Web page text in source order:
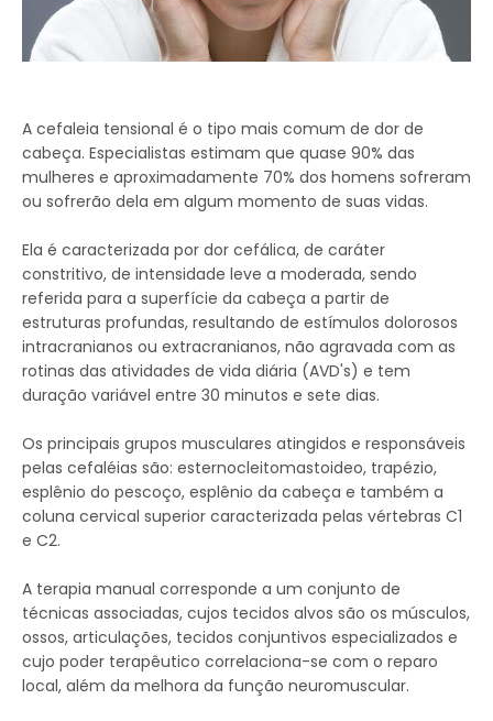
A cefaleia tensional é o tipo mais comum de dor de
cabeça. Especialistas estimam que quase 90% das
mulheres e aproximadamente 70% dos homens sofreram
ou sofrerão dela em algum momento de suas vidas.
Ela é caracterizada por dor cefálica, de caráter
constritivo, de intensidade leve a moderada, sendo
referida para a superfície da cabeça a partir de
estruturas profundas, resultando de estímulos dolorosos
intracranianos ou extracranianos, não agravada com as
rotinas das atividades de vida diária (AVD's) e tem
duração variável entre 30 minutos e sete dias.
Os principais grupos musculares atingidos e responsáveis
pelas cefaléias são: esternocleitomastoideo, trapézio,
esplênio do pescoço, esplênio da cabeça e também a
coluna cervical superior caracterizada pelas vértebras C1
e C2.
A terapia manual corresponde a um conjunto de
técnicas associadas, cujos tecidos alvos são os músculos,
ossos, articulações, tecidos conjuntivos especializados e
cujo poder terapêutico correlaciona-se com o reparo
local, além da melhora da função neuromuscular.